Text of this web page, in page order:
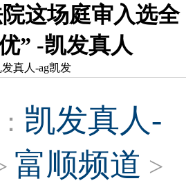
这场庭审入选全
” -凯发真人
真人-ag凯发
凯发真人-
富顺频道 >